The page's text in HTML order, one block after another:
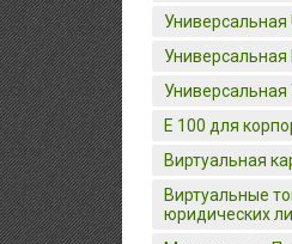
Универсальная
E 100 для
Виртуальная
Виртуальные
юридических